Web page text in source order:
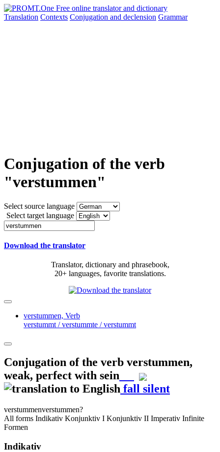
Translation Contexts Conjugation and declension Grammar
Conjugation of the verb
"verstummen"
Select source language
Select target language
Download the translator
Translator, dictionary and phrasebook,
20+ languages, favorite translations.
verstummen, Verb
verstummt / verstummte / verstummt
Conjugation of the verb verstummen,
weak, perfect with sein
fall silent
verstummenverstummen?
All forms Indikativ Konjunktiv I Konjunktiv II Imperativ Infinite
Formen
Indikativ